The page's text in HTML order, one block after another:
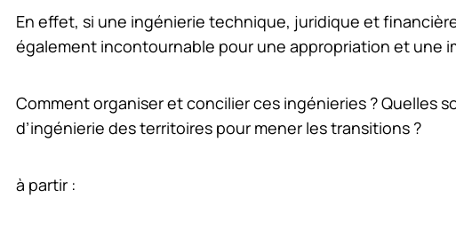
En effet, si une ingénierie technique, juridique et
également incontournable pour une appropriation et une
Comment organiser et concilier ces ingénieries ? Quelles
d’ingénierie des territoires pour mener les transitions ?
à partir :